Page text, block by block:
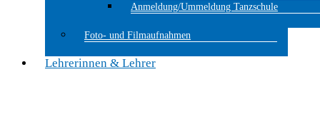
Anmeldung/Ummeldung Tanzschule
Foto- und Filmaufnahmen
Lehrerinnen & Lehrer